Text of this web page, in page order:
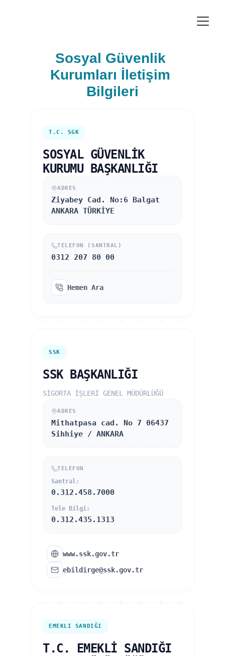
Sosyal Güvenlik
Kurumları İletişim
Bilgileri